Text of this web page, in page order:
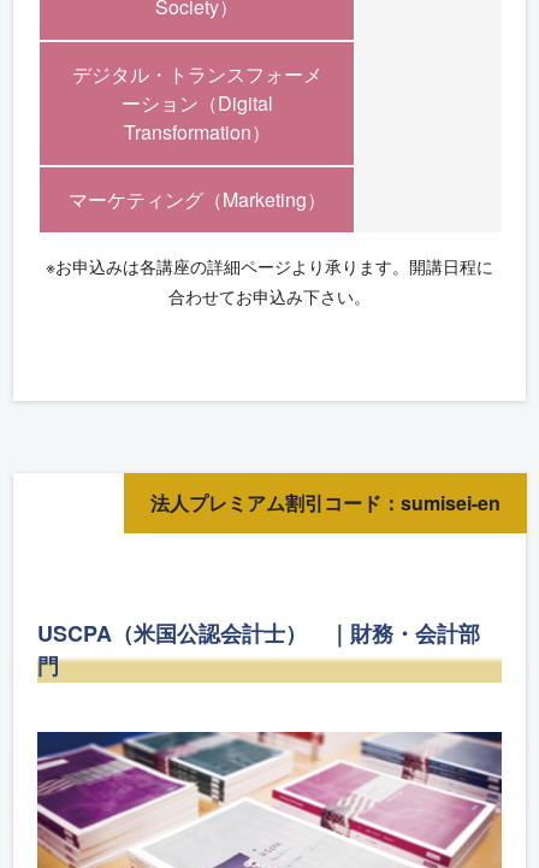
Society）
デジタル・トランスフォーメ
ーション（Digital
Transformation）
マーケティング（Marketing）
※お申込みは各講座の詳細ページより承ります。開講日程に
合わせてお申込み下さい。
法人プレミアム割引コード：sumisei-en
USCPA（米国公認会計士） ｜財務・会計部
門